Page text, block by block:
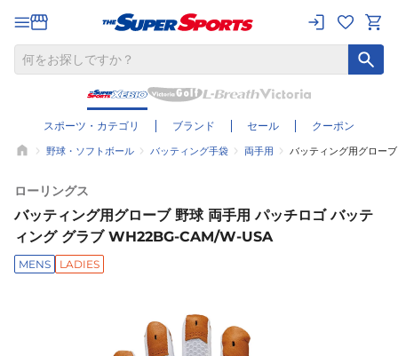
スポーツ・カテゴリ ブランド セール クーポン
野球・ソフトボール バッティング手袋 両手用 バッティング用グロー
ローリングス
バッティング用グローブ 野球 両手用 パッチロゴ バッテ
ィング グラブ WH22BG-CAM/W-USA
MENS LADIES